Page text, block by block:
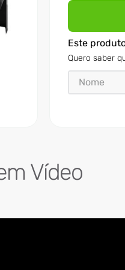
Este
Quero saber
Vídeo